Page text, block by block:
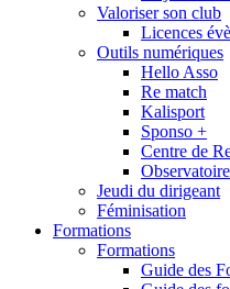
Valoriser son club
Licences
Outils numériques
Hello Asso
Re match
Kalisport
Sponso +
Centre de
Jeudi du dirigeant
Féminisation
Formations
Formations
Guide des